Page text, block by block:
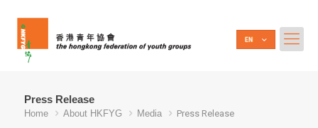
Press Release
Home About HKFYG Media Press Release